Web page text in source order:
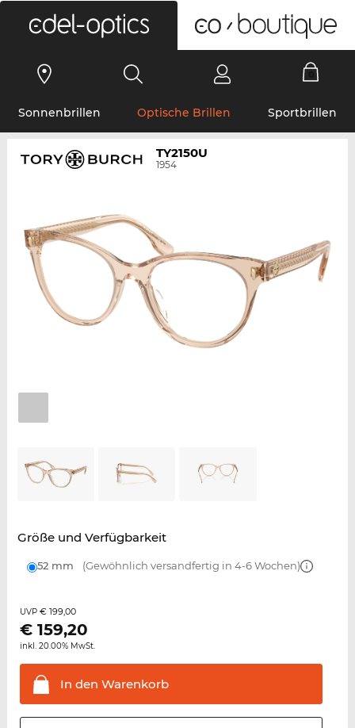
Sonnenbrillen Optische Brillen Sportbrillen
TY2150U
1954
Größe und Verfügbarkeit
52 mm (Gewöhnlich versandfertig in 4-6 Wochen)
UVP € 199,00
€ 159,20
inkl. 20.00% MwSt.
In den Warenkorb